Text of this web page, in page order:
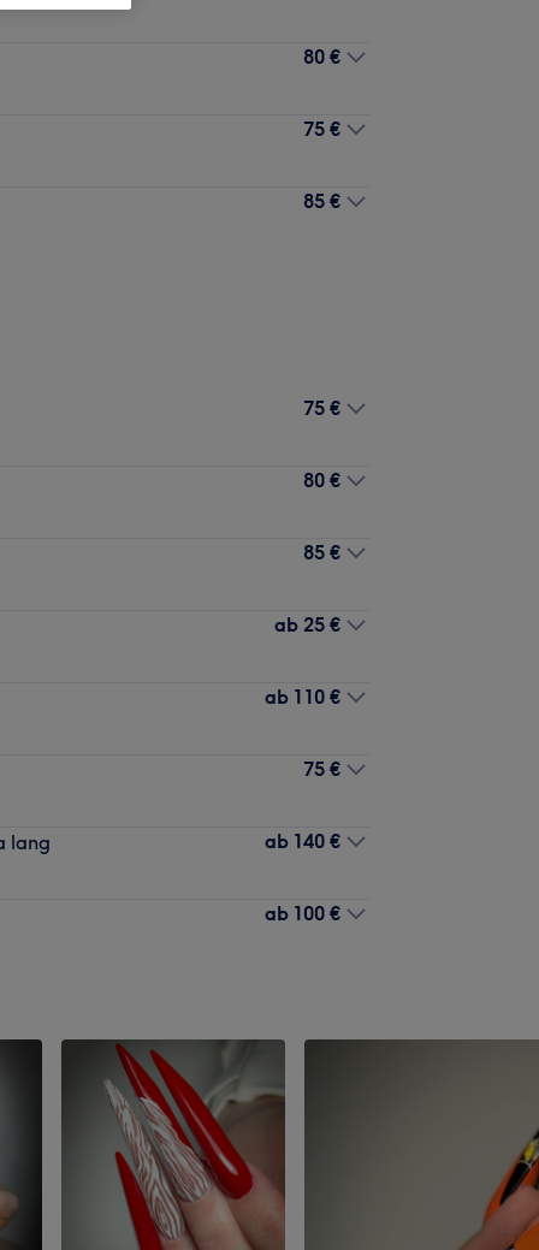
80 €
75 €
85 €
75 €
80 €
85 €
ab 25 €
ab 110 €
75 €
lang ab 140 €
ab 100 €